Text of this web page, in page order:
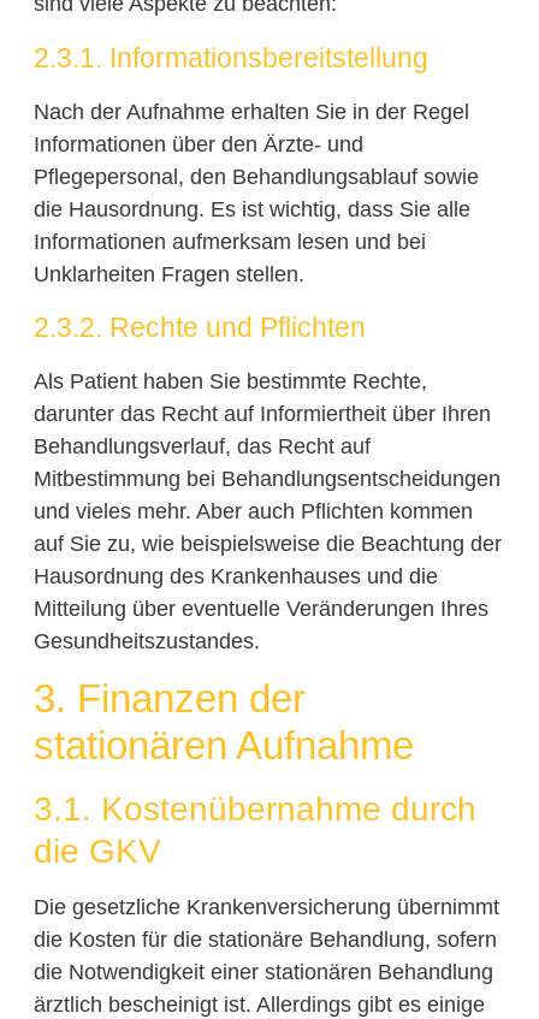
2.3.1. Informationsbereitstellung
Nach der Aufnahme erhalten Sie in der Regel
Informationen über den Ärzte- und
Pflegepersonal, den Behandlungsablauf sowie
die Hausordnung. Es ist wichtig, dass Sie alle
Informationen aufmerksam lesen und bei
Unklarheiten Fragen stellen.
2.3.2. Rechte und Pflichten
Als Patient haben Sie bestimmte Rechte,
darunter das Recht auf Informiertheit über Ihren
Behandlungsverlauf, das Recht auf
Mitbestimmung bei Behandlungsentscheidungen
und vieles mehr. Aber auch Pflichten kommen
auf Sie zu, wie beispielsweise die Beachtung der
Hausordnung des Krankenhauses und die
Mitteilung über eventuelle Veränderungen Ihres
Gesundheitszustandes.
3. Finanzen der
stationären Aufnahme
3.1. Kostenübernahme durch
die GKV
Die gesetzliche Krankenversicherung übernimmt
die Kosten für die stationäre Behandlung, sofern
die Notwendigkeit einer stationären Behandlung
ärztlich bescheinigt ist. Allerdings gibt es einige